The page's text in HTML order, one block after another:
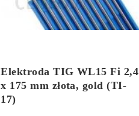
Elektroda TIG WL15 Fi 2,4
x 175 mm złota, gold (TI-
17)